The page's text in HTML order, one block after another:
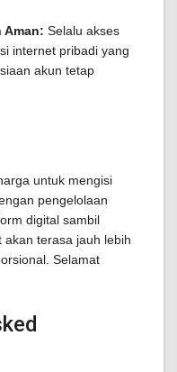
Aman: Selalu akses
internet pribadi yang
akun tetap
untuk mengisi
pengelolaan
digital sambil
akan terasa jauh lebih
Selamat